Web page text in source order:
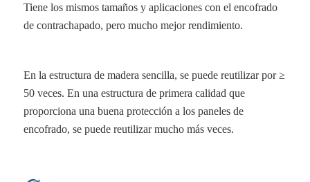
Tiene los mismos tamaños y aplicaciones con el encofrado
de contrachapado, pero mucho mejor rendimiento.
En la estructura de madera sencilla, se puede reutilizar por ≥
50 veces. En una estructura de primera calidad que
proporciona una buena protección a los paneles de
encofrado, se puede reutilizar mucho más veces.